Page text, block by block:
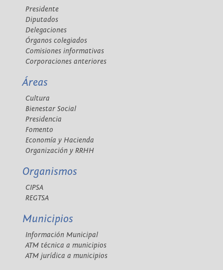
Presidente
Diputados
Delegaciones
Órganos colegiados
Comisiones informativas
Corporaciones anteriores
Áreas
Cultura
Bienestar Social
Presidencia
Fomento
Economía y Hacienda
Organización y RRHH
Organismos
CIPSA
REGTSA
Municipios
Información Municipal
ATM técnica a municipios
ATM jurídica a municipios